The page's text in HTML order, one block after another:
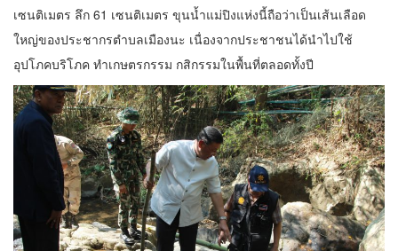
เซนติเมตร ลึก 61 เซนติเมตร ขุนน้ำแม่ปิงแห่งนี้ถือว่าเป็นเส้นเลือด
ใหญ่ของประชากรตำบลเมืองนะ เนื่องจากประชาชนได้นำไปใช้
อุปโภคบริโภค ทำเกษตรกรรม กสิกรรมในพื้นที่ตลอดทั้งปี